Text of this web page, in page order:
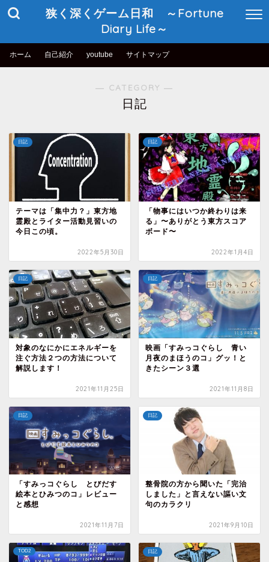
狭く深くゲーム日和 ～Fortune
Diary Life～
ホーム 自己紹介 youtube サイトマップ
― CATEGORY ―
日記
日記
テーマは「集中力？」東方地
霊殿とライター活動見習いの
今日この頃。
2022年5月30日
日記
「物事にはいつか終わりは来
る」〜ありがとう東方スコア
ボード〜
2022年1月4日
日記
対象のなにかにエネルギーを
注ぐ方法２つの方法について
解説します！
2021年11月25日
日記
映画「すみっコぐらし 青い
月夜のまほうのコ」グッ！と
きたシーン３選
2021年11月8日
日記
「すみっコぐらし とびだす
絵本とひみつのコ」レビュー
と感想
2021年11月7日
日記
整骨院の方から聞いた「完治
しました」と言えない謳い文
句のカラクリ
2021年9月10日
TOD2 日記